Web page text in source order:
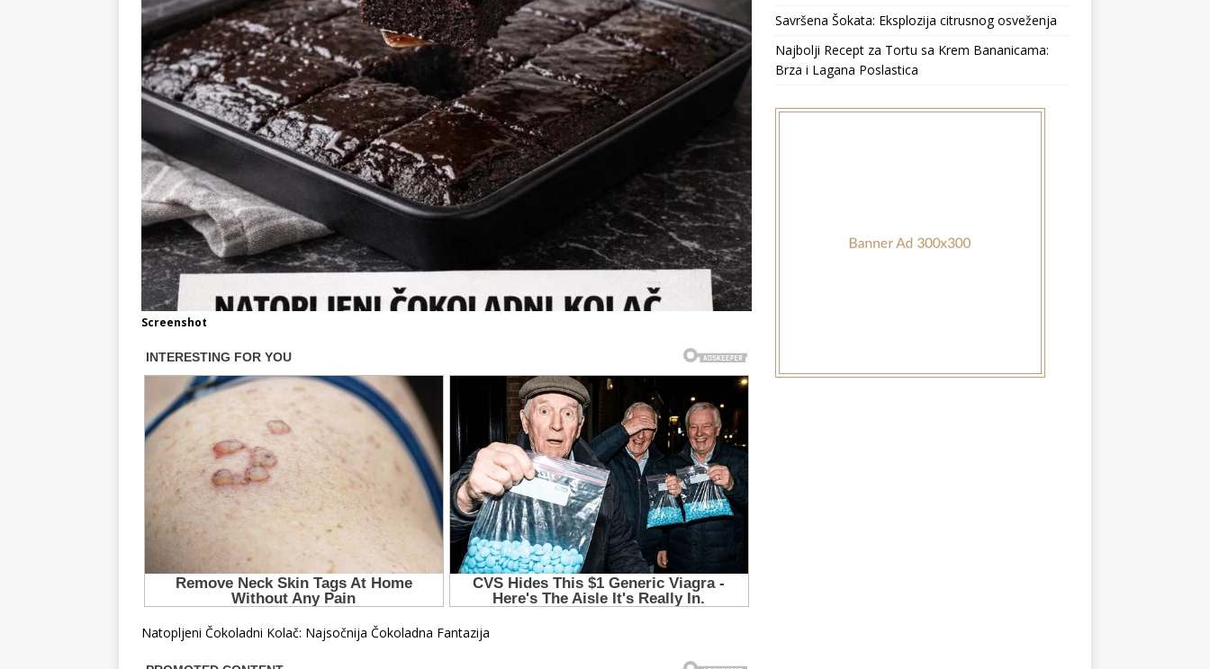
Screenshot
Natopljeni Čokoladni Kolač: Najsočnija Čokoladna Fantazija
Savršena Šokata: Eksplozija citrusnog osveženja
Najbolji Recept za Tortu sa Krem Bananicama:
Brza i Lagana Poslastica